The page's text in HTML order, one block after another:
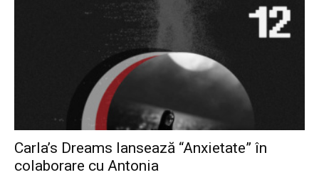
Carla’s Dreams lansează “Anxietate” în
colaborare cu Antonia